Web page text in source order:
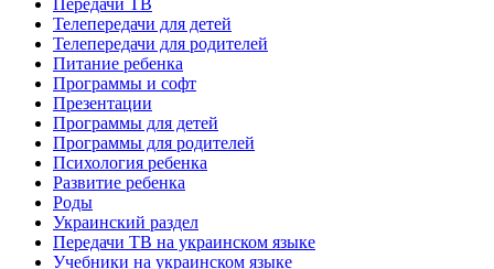
Телепередачи для детей
Телепередачи для родителей
Питание ребенка
Программы и софт
Презентации
Программы для детей
Программы для родителей
Психология ребенка
Развитие ребенка
Роды
Украинский раздел
Передачи ТВ на украинском языке
Учебники на украинском языке